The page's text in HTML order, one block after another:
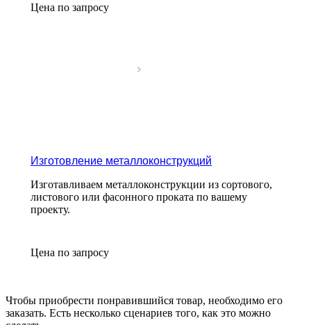
Цена по запросу
Изготовление металлоконструкций
Изготавливаем металлоконструкции из сортового,
листового или фасонного проката по вашему
проекту.
Цена по запросу
Чтобы приобрести понравившийся товар, необходимо его
заказать. Есть несколько сценариев того, как это можно